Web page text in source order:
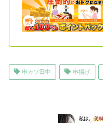
串カツ田中 串揚げ